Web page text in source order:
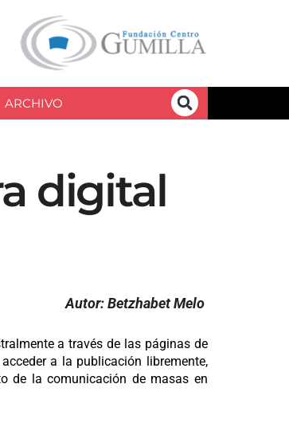
ARCHIVO
digital
Autor: Betzhabet Melo
a través de las páginas de
a la publicación libremente,
de la comunicación de masas en